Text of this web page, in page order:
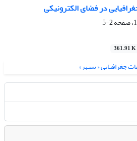
در فضاى الکترونیکى
2-5
361.91 K